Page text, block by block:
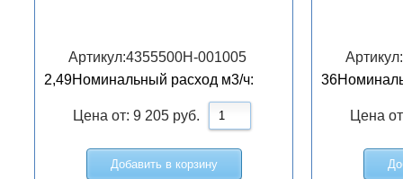
Артикул:4355500H-001005
Номинальный расход м3/ч:
2,49
Цена от:9 205 руб.
Добавить в корзину
Артикул:
36
Цена